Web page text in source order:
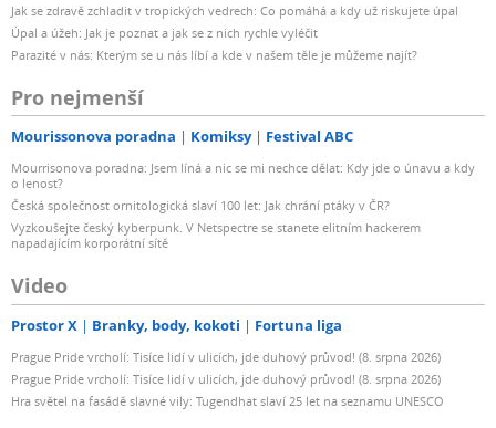
Jak se zdravě zchladit v tropických vedrech: Co pomáhá a kdy už riskujete úpal
Úpal a úžeh: Jak je poznat a jak se z nich rychle vyléčit
Parazité v nás: Kterým se u nás líbí a kde v našem těle je můžeme najít?
Pro nejmenší
Mourissonova poradna Komiksy Festival ABC
Mourrisonova poradna: Jsem líná a nic se mi nechce dělat: Kdy jde o únavu a kdy
o lenost?
Česká společnost ornitologická slaví 100 let: Jak chrání ptáky v ČR?
Vyzkoušejte český kyberpunk. V Netspectre se stanete elitním hackerem
napadajícím korporátní sítě
Video
Prostor X Branky, body, kokoti Fortuna liga
Prague Pride vrcholí: Tisíce lidí v ulicích, jde duhový průvod! (8. srpna 2026)
Prague Pride vrcholí: Tisíce lidí v ulicích, jde duhový průvod! (8. srpna 2026)
Hra světel na fasádě slavné vily: Tugendhat slaví 25 let na seznamu UNESCO